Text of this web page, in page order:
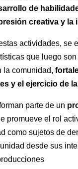
de
creativa y la
actividades, se
que luego
la comunidad,
y el ejercicio de
parte de un
promueve el rol
como sujetos de
desde sus